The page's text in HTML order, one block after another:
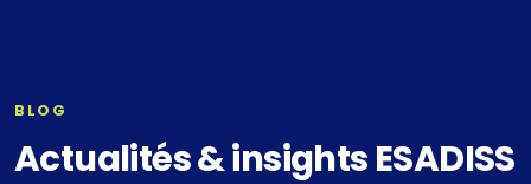
BLOG
Actualités & insights ESADISS